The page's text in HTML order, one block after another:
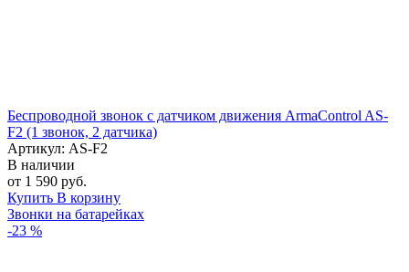
Беспроводной звонок с датчиком движения ArmaControl AS-
F2 (1 звонок, 2 датчика)
Артикул: AS-F2
В наличии
от 1 590 руб.
Купить В корзину
Звонки на батарейках
-23 %